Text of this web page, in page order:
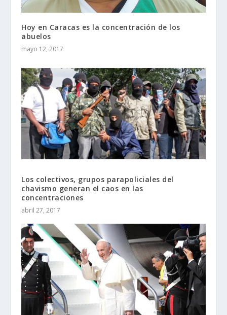
Hoy en Caracas es la concentración de los
abuelos
mayo 12, 2017
Los colectivos, grupos parapoliciales del
chavismo generan el caos en las
concentraciones
abril 27, 2017